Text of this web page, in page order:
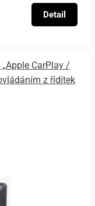
Detail
CarPlay /
z řídítek